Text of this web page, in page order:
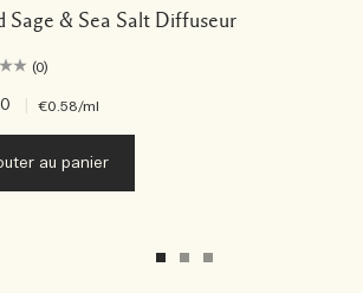
Sage & Sea Salt Diffuseur
(0)
€0.58/ml
au panier